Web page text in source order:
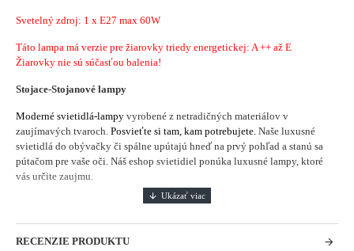
Svetelný zdroj: 1 x E27 max 60W
Táto lampa má verzie pre žiarovky triedy energetickej: A ++ až E
Žiarovky nie sú súčasťou balenia!
Stojace-Stojanové lampy
Moderné svietidlá-lampy vyrobené z netradičných materiálov v
zaujímavých tvaroch. Posvieťte si tam, kam potrebujete. Naše luxusné
svietidlá do obývačky či spálne upútajú hneď na prvý pohľad a stanú sa
pútačom pre vaše oči. Náš eshop svietidiel ponúka luxusné lampy, ktoré
vás určite zaujmu.
RECENZIE PRODUKTU